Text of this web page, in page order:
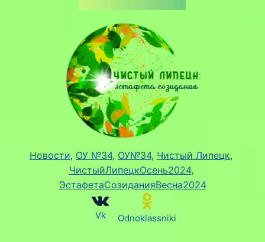
Новости, ОУ №34, ОУ№34, Чистый Липецк
ЧистыйЛипецкОсень2024
ЭстафетаСозиданияВесна2024
Vk Odnoklassniki